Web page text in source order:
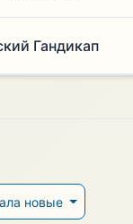
Гандикап
Сначала новые